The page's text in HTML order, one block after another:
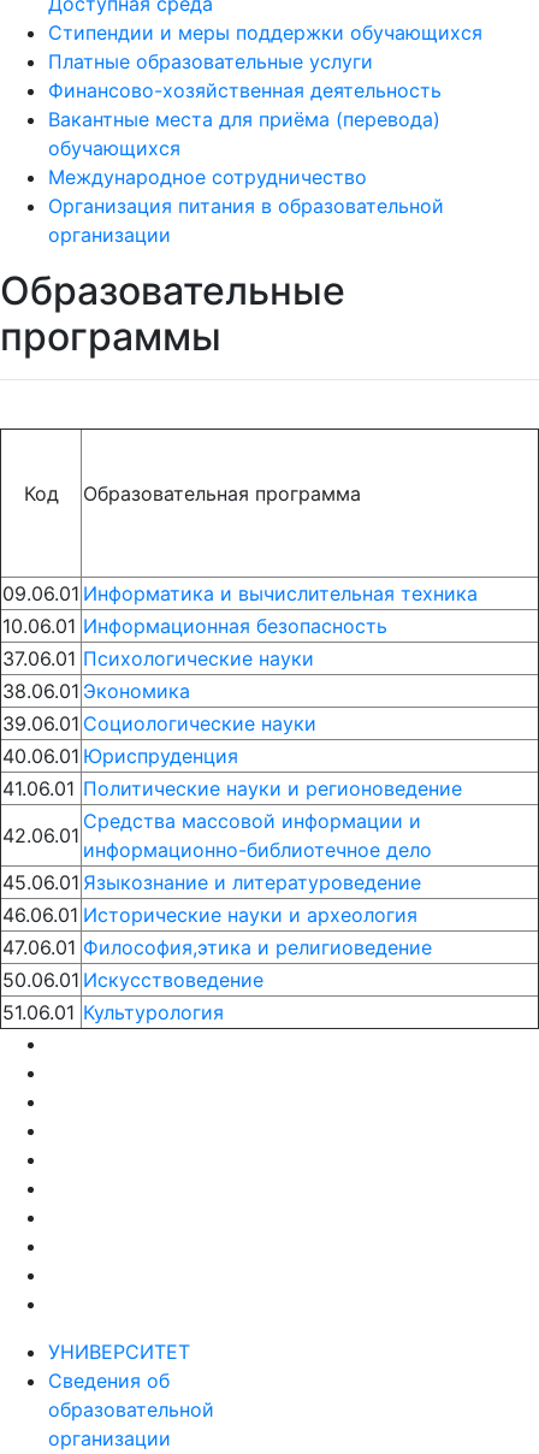
Стипендии и меры поддержки обучающихся
Платные образовательные услуги
Финансово-хозяйственная деятельность
Вакантные места для приёма (перевода)
обучающихся
Международное сотрудничество
Организация питания в образовательной
организации
Образовательные
программы
Код Образовательная программа
09.06.01 Информатика и вычислительная техника
10.06.01 Информационная безопасность
37.06.01 Психологические науки
38.06.01 Экономика
39.06.01 Социологические науки
40.06.01 Юриспруденция
41.06.01 Политические науки и регионоведение
42.06.01
Средства массовой информации и
информационно-библиотечное дело
45.06.01 Языкознание и литературоведение
46.06.01 Исторические науки и археология
47.06.01 Философия,этика и религиоведение
50.06.01 Искусствоведение
51.06.01 Культурология
УНИВЕРСИТЕТ
Сведения об
образовательной
организации